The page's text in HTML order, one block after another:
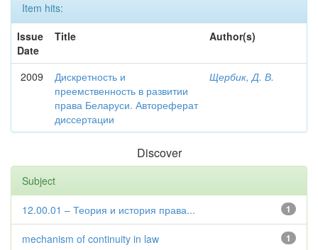
Item hits:
Issue
Date
Title Author(s)
2009
Дискретность и
преемственность в развитии
права Беларуси. Автореферат
диссертации
Щербик, Д. В.
Discover
Subject
1
12.00.01 – Теория и история права...
1
mechanism of continuity in law